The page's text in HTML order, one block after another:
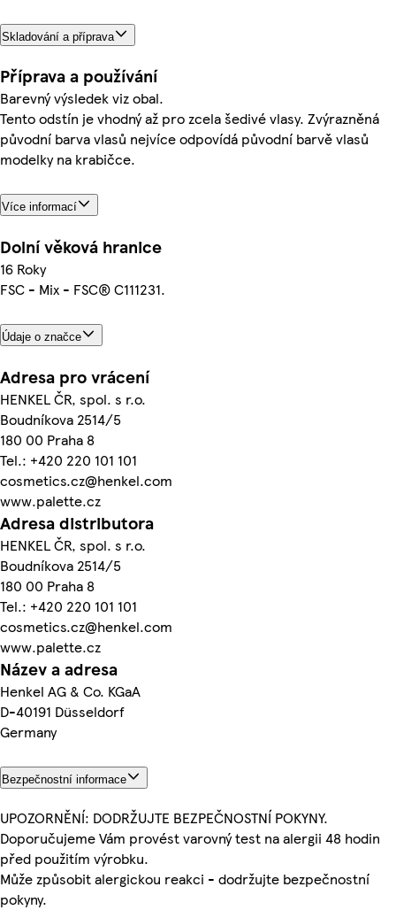
Skladování a příprava
Příprava a používání
Barevný výsledek viz obal.
Tento odstín je vhodný až pro zcela šedivé vlasy. Zvýrazněná
původní barva vlasů nejvíce odpovídá původní barvě vlasů
modelky na krabičce.
Více informací
Dolní věková hranice
16 Roky
FSC - Mix - FSC® C111231.
Údaje o značce
Adresa pro vrácení
HENKEL ČR, spol. s r.o.
Boudníkova 2514/5
180 00 Praha 8
Tel.: +420 220 101 101
cosmetics.cz@henkel.com
www.palette.cz
Adresa distributora
HENKEL ČR, spol. s r.o.
Boudníkova 2514/5
180 00 Praha 8
Tel.: +420 220 101 101
cosmetics.cz@henkel.com
www.palette.cz
Název a adresa
Henkel AG & Co. KGaA
D-40191 Düsseldorf
Germany
Bezpečnostní informace
UPOZORNĚNÍ: DODRŽUJTE BEZPEČNOSTNÍ POKYNY.
Doporučujeme Vám provést varovný test na alergii 48 hodin
před použitím výrobku.
Může způsobit alergickou reakci - dodržujte bezpečnostní
pokyny.